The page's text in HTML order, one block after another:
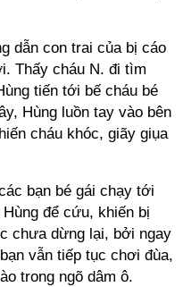
dẫn con trai của bị cáo
Thấy cháu N. đi tìm
tiến tới bế cháu bé
Hùng luồn tay vào bên
cháu khóc, giãy giụa
bạn bé gái chạy tới
để cứu, khiến bị
chưa dừng lại, bởi ngay
vẫn tiếp tục chơi đùa,
trong ngõ dâm ô.